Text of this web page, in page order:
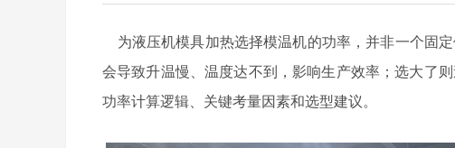
为液压机模具加热选择模温机的功率，并非一个固
会导致升温慢、温度达不到，影响生产效率；选大了
功率计算逻辑、关键考量因素和选型建议。